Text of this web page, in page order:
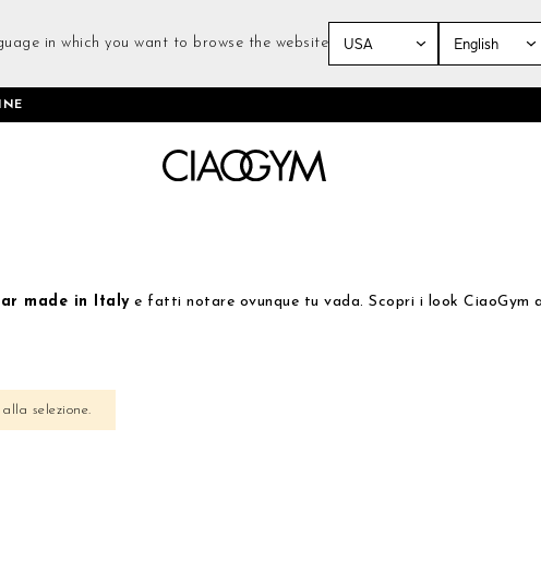
in which you want to browse the website
Salta
al
made in Italye fatti notare ovunque tu vada. Scopri i look CiaoGym
selezione.